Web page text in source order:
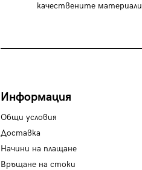
качествените материали
Информация
Общи условия
Доставка
Начини на плащане
Връщане на стоки